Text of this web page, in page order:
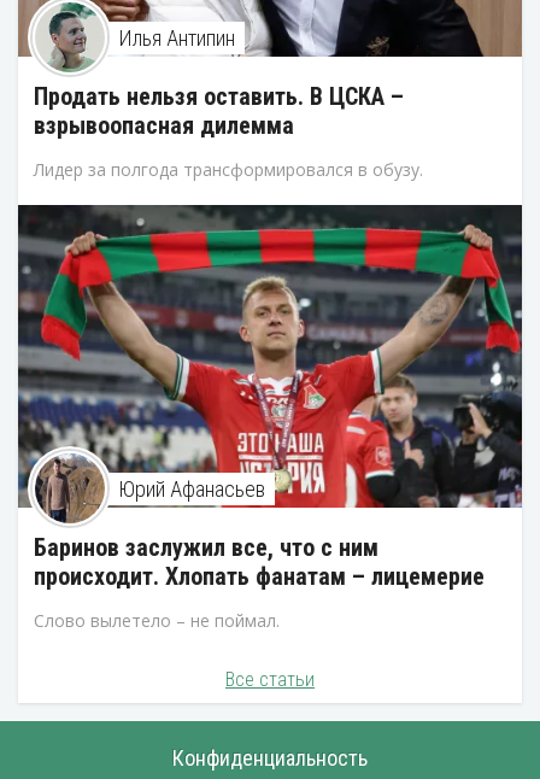
Илья Антипин
Продать нельзя оставить. В ЦСКА –
взрывоопасная дилемма
Лидер за полгода трансформировался в обузу.
Юрий Афанасьев
Баринов заслужил все, что с ним
происходит. Хлопать фанатам – лицемерие
Слово вылетело – не поймал.
Все статьи
Конфиденциальность